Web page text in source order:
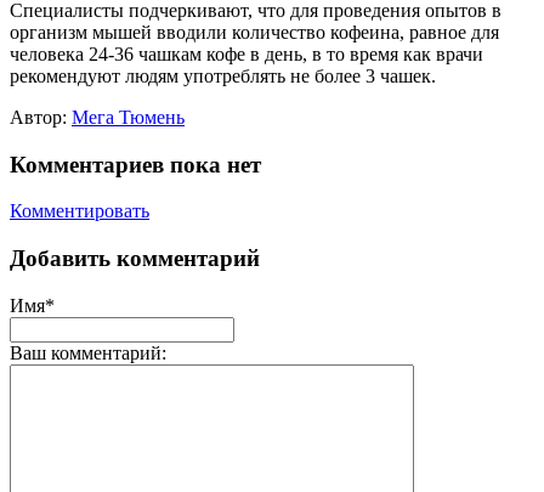
Специалисты подчеркивают, что для проведения опытов в
организм мышей вводили количество кофеина, равное для
человека 24-36 чашкам кофе в день, в то время как врачи
рекомендуют людям употреблять не более 3 чашек.
Автор: Мега Тюмень
Комментариев пока нет
Комментировать
Добавить комментарий
Имя*
Ваш комментарий: